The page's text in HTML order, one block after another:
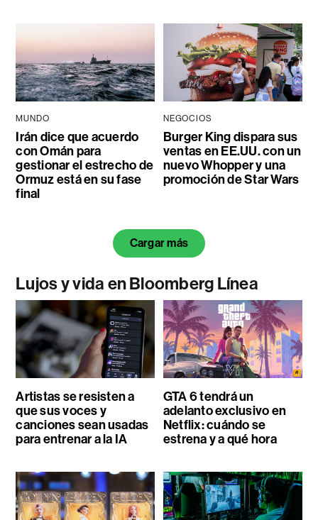
MUNDO
Irán dice que acuerdo
con Omán para
gestionar el estrecho de
Ormuz está en su fase
final
NEGOCIOS
Burger King dispara sus
ventas en EE.UU. con un
nuevo Whopper y una
promoción de Star Wars
Cargar más
Lujos y vida en Bloomberg Línea
Artistas se resisten a
que sus voces y
canciones sean usadas
para entrenar a la IA
GTA 6 tendrá un
adelanto exclusivo en
Netflix: cuándo se
estrena y a qué hora